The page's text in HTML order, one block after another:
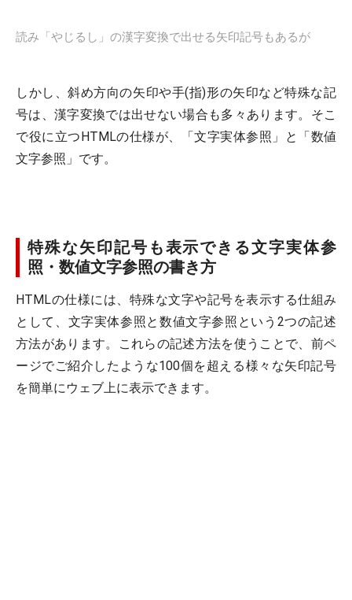
読み「やじるし」の漢字変換で出せる矢印記号もあるが
しかし、斜め方向の矢印や手(指)形の矢印など特殊な記
号は、漢字変換では出せない場合も多々あります。そこ
で役に立つHTMLの仕様が、「文字実体参照」と「数値
文字参照」です。
特殊な矢印記号も表示できる文字実体参
照・数値文字参照の書き方
HTMLの仕様には、特殊な文字や記号を表示する仕組み
として、文字実体参照と数値文字参照という2つの記述
方法があります。これらの記述方法を使うことで、前ペ
ージでご紹介したような100個を超える様々な矢印記号
を簡単にウェブ上に表示できます。